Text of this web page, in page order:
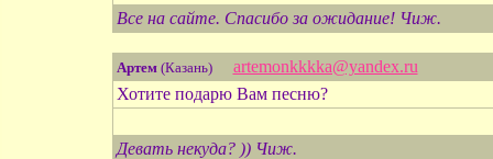
Все на сайте. Спасибо за ожидание! Чиж.
Артем(Казань)
artemonkkkka@yandex.ru
Хотите подарю Вам песню?
Девать некуда? )) Чиж.